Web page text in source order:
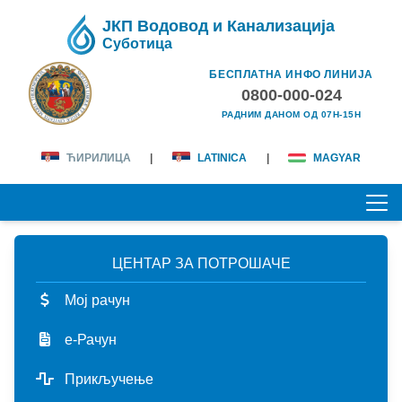
ЈКП Водовод и Канализација
Суботица
БЕСПЛАТНА ИНФО ЛИНИЈА
0800-000-024
РАДНИМ ДАНОМ ОД 07H-15H
ЋИРИЛИЦА LATINICA MAGYAR
ПОЧЕТНА
О НАМА
лична карта
КОРИСНИЦИ
ЦЕНТАР ЗА ПОТРОШАЧЕ
Мој рачун
е-Рачун
Прикључење